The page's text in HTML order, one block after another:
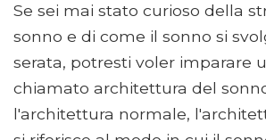
Se sei mai stato curioso della
sonno e di come il sonno si
serata, potresti voler imparare
chiamato architettura del
l'architettura normale,